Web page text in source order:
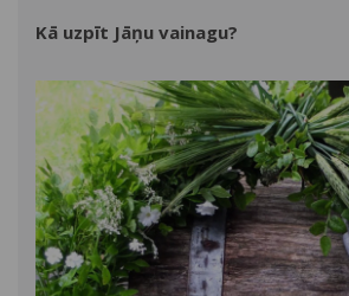
Kā uzpīt Jāņu vainagu?